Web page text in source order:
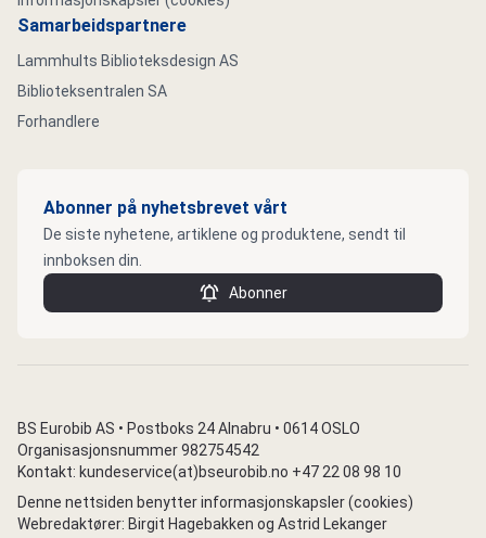
Samarbeidspartnere
Lammhults Biblioteksdesign AS
Biblioteksentralen SA
Forhandlere
Abonner på nyhetsbrevet vårt
De siste nyhetene, artiklene og produktene, sendt til
innboksen din.
Abonner
BS Eurobib AS • Postboks 24 Alnabru • 0614 OSLO
Organisasjonsnummer 982754542
Kontakt: kundeservice(at)bseurobib.no +47 22 08 98 10
Denne nettsiden benytter informasjonskapsler (cookies)
Webredaktører: Birgit Hagebakken og Astrid Lekanger